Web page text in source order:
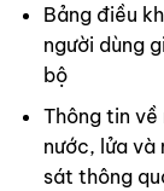
Bảng điều
người dùng
bộ
Thông tin về
nước, lửa
sát thông